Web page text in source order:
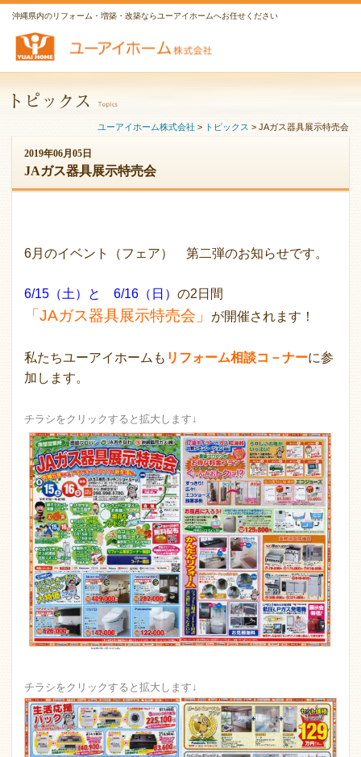
沖縄県内のリフォーム・増築・改築ならユーアイホームへお任せください
ユーアイホーム株式会社 > トピックス > JAガス器具展示特売会
2019年06月05日
JAガス器具展示特売会
6月のイベント（フェア） 第二弾のお知らせです。
6/15（土）と 6/16（日） の2日間
「JAガス器具展示特売会」 が開催されます！
私たちユーアイホームも リフォーム相談コ－ナーに参
加します。
チラシをクリックすると拡大します↓
チラシをクリックすると拡大します↓